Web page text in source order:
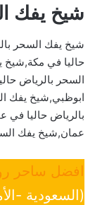
شيخ يفك
شيخ يفك السحر
حاليا في مكة,شيخ
السحر بالرياض
ابوظبي,شيخ يفك
بالرياض حاليا
عمان,شيخ يفك
افضل ساحر
(السعودية -